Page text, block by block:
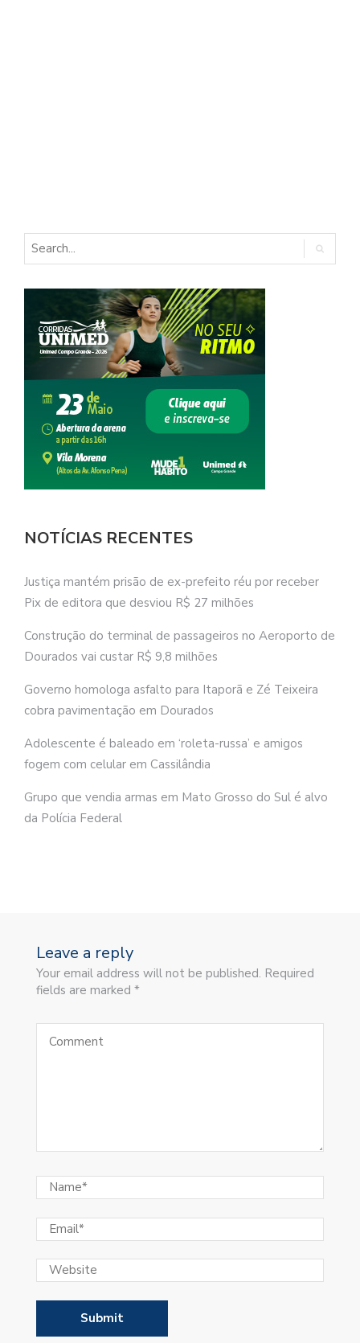
NOTÍCIAS RECENTES
Justiça mantém prisão de ex-prefeito réu por receber
Pix de editora que desviou R$ 27 milhões
Construção do terminal de passageiros no Aeroporto de
Dourados vai custar R$ 9,8 milhões
Governo homologa asfalto para Itaporã e Zé Teixeira
cobra pavimentação em Dourados
Adolescente é baleado em ‘roleta-russa’ e amigos
fogem com celular em Cassilândia
Grupo que vendia armas em Mato Grosso do Sul é alvo
da Polícia Federal
Leave a reply
Your email address will not be published. Required
fields are marked *